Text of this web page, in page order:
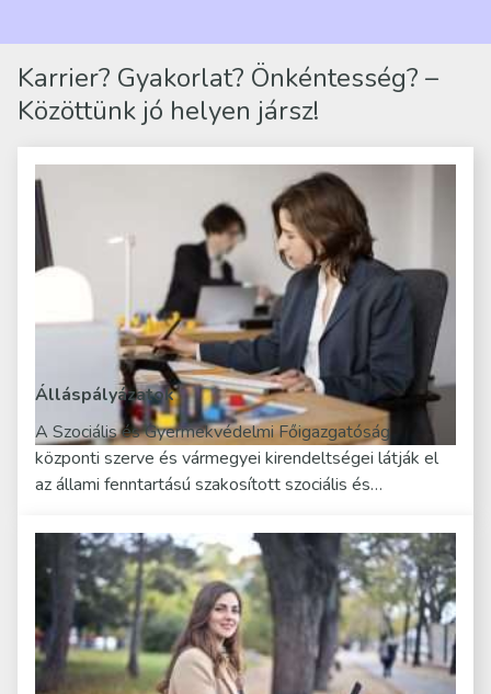
Karrier? Gyakorlat? Önkéntesség? –
Közöttünk jó helyen jársz!
Álláspályázatok
A Szociális és Gyermekvédelmi Főigazgatóság
központi szerve és vármegyei kirendeltségei látják el
az állami fenntartású szakosított szociális és…